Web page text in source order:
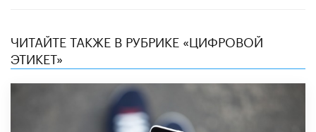
ЧИТАЙТЕ ТАКЖЕ В РУБРИКЕ «ЦИФРОВОЙ
ЭТИКЕТ»